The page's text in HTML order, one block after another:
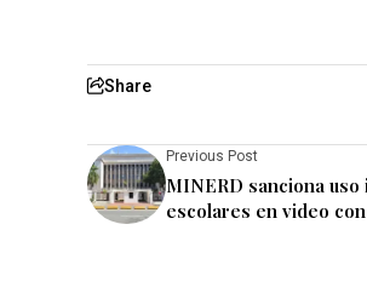
Share
Previous Post
MINERD sanciona
escolares en video